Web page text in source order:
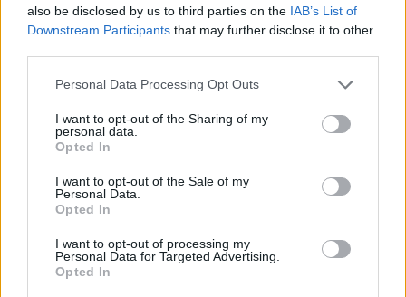
also be disclosed by us to third parties on the IAB’s List of
Downstream Participants that may further disclose it to other
Personal Data Processing Opt Outs
I want to opt-out of the Sharing of my
personal data.
Opted In
I want to opt-out of the Sale of my
Personal Data.
Opted In
I want to opt-out of processing my
Personal Data for Targeted Advertising.
Opted In
Négy éven belül valósággá válhatnak az
elektromos repülőjáratok Európában